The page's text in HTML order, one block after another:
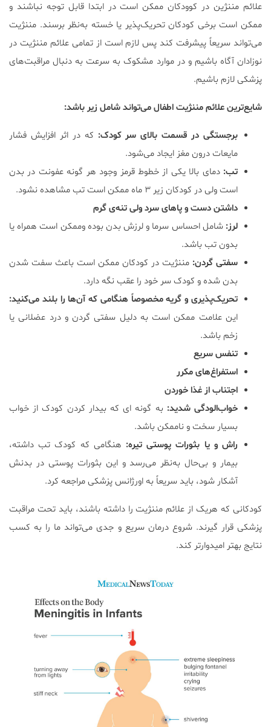
علائم مننژین در کوودکان ممکن است در ابتدا قابل توجه نباشند و
ممکن است برخی کودکان تحریک‌پذیر یا خسته به‌نظر برسند. مننژیت
می‌تواند سریعاً پیشرفت کند پس لازم است از تمامی علائم مننژیت در
نوزادان آگاه باشیم و در موارد مشکوک به سرعت به دنبال مراقبت‌های
پزشکی لازم باشیم.
شایع‌ترین علائم مننژیت اطفال می‌تواند شامل زیر باشد:
برجستگی در قسمت بالای سر کودک: که در اثر افزایش فشار
مایعات درون مغز ایجاد می‌شود.
تب: دمای بالا یکی از خطوط قرمز وجود هر گونه عفونت در بدن
است ولی در کودکان زیر ۳ ماه ممکن است تب مشاهده نشود.
داشتن دست و پاهای سرد ولی تنه‌ی گرم
لرز: شامل احساس سرما و لرزش بدن بوده و‌ممکن است همراه یا
بدون تب باشد.
سفتی گردن: مننژیت در کودکان ممکن است باعث سفت شدن
بدن شده و کودک سر خود را عقب نگه ‌دارد.
تحریک‌پذیری و‌ گریه مخصوصاً هنگامی که آن‌ها را بلند می‌کنید:
این علامت ممکن است به دلیل سفتی گردن و درد عضلانی یا
زخم باشد.
تنفس سریع
استفراغ‌های مکرر
اجتناب از غذا خوردن
خواب‌الودگی شدید: به گونه ای که بیدار کردن کودک ‌از خواب
بسیار سخت و ناممکن باشد.
راش و یا بثورات پوستی تیره: هنگامی که کودک تب داشته،
بیمار و بی‌حال به‌نظر می‌رسد و این بثورات پوستی در بدنش
آشکار شود، باید سریعاً به اورژانس پزشکی مراجعه کرد.
کودکانی که هریک از علائم مننژیت را داشته باشند، باید تحت مراقبت
پزشکی قرار گیرند. شروع درمان سریع و جدی می‌تواند ما را به کسب
نتایج بهتر امیدوارتر کند.